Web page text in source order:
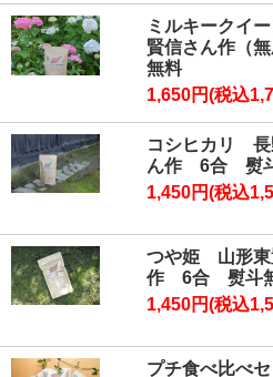
ミルキークイ
賢信さん作（
無料
1,650円(税込
コシヒカリ
ん作 6合 熨
1,450円(税込
つや姫 山形
作 6合 熨斗
1,450円(税込
プチ食べ比べ